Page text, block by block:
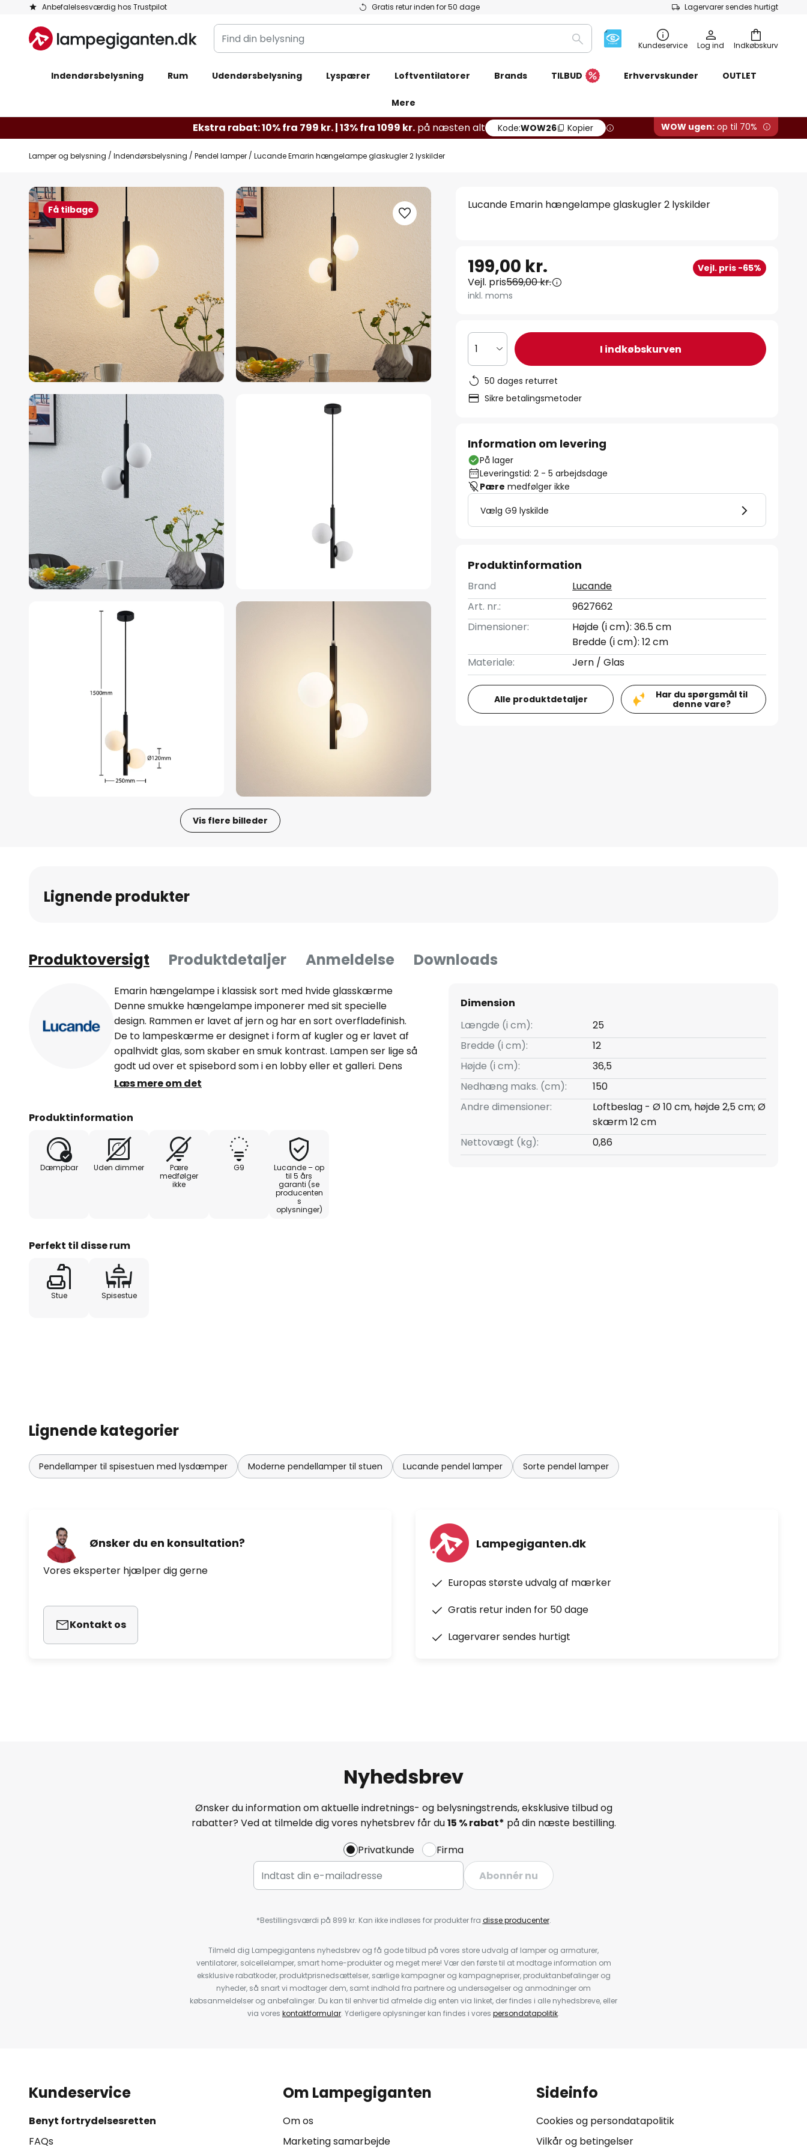
Anbefalelsesværdig hos Trustpilot Gratis retur inden for 50 dage Lagervarer sendes hurtigt
Skip
Content
Indkøbskurv
Find
din
Søg Kundeservice Log ind
Indendørsbelysning Rum Udendørsbelysning Lyspærer Loftventilatorer Brands TILBUD Erhvervskunder OUTLET
Mere
Ekstra rabat: 10% fra 799 kr. | 13% fra 1099 kr. på næsten alt Kode:WOW26 Kopier WOW ugen: op til 70%
Lamper og belysning Indendørsbelysning Pendel lamper Lucande Emarin hængelampe glaskugler 2 lyskilder
Få tilbage
Gå
til
slutningen
af
billedgalleriet
Vis flere billeder
billedgalleriet
Lucande Emarin hængelampe glaskugler 2 lyskilder
199,00 kr. Vejl. pris -65%
Vejl. pris569,00 kr.
inkl. moms
1 I indkøbskurven
50 dages returret
Sikre betalingsmetoder
Information om levering
På lager
Leveringstid: 2 - 5 arbejdsdage
Pære medfølger ikke
Vælg G9 lyskilde
Produktinformation
Brand
Lucande
Art. nr.:
9627662
Dimensioner:
Højde (i cm): 36.5 cm
Bredde (i cm): 12 cm
Materiale:
Jern / Glas
Alle produktdetaljer
Har du spørgsmål til
denne vare?
Lignende produkter
Produktoversigt Produktdetaljer Anmeldelse Downloads
Emarin hængelampe i klassisk sort med hvide glasskærme
Denne smukke hængelampe imponerer med sit specielle
design. Rammen er lavet af jern og har en sort overfladefinish.
De to lampeskærme er designet i form af kugler og er lavet af
opalhvidt glas, som skaber en smuk kontrast. Lampen ser lige så
godt ud over et spisebord som i en lobby eller et galleri. Dens
særlige karakter gør den ideel til brug i både private og
Læs mere om det
Produktinformation
Dæmpbar Uden dimmer
Pære
medfølger
ikke
G9
Lucande – op
til 5 års
garanti (se
producenten
s
oplysninger)
Perfekt til disse rum
Stue Spisestue
Dimension
Længde (i cm):
25
Bredde (i cm):
12
Højde (i cm):
36,5
Nedhæng maks. (cm):
150
Andre dimensioner:
Loftbeslag - Ø 10 cm, højde 2,5 cm; Ø
skærm 12 cm
Nettovægt (kg):
0,86
Lignende kategorier
Pendellamper til spisestuen med lysdæmper Moderne pendellamper til stuen Lucande pendel lamper Sorte pendel lamper
Ønsker du en konsultation?
Vores eksperter hjælper dig gerne
Kontakt os
Lampegiganten.dk
Europas største udvalg af mærker
Gratis retur inden for 50 dage
Lagervarer sendes hurtigt
Nyhedsbrev
Ønsker du information om aktuelle indretnings- og belysningstrends, eksklusive tilbud og
rabatter? Ved at tilmelde dig vores nyhetsbrev får du15 % rabat* på din næste bestilling.
Privatkunde
Firma
Abonnér nu
*Bestillingsværdi på 899 kr. Kan ikke indløses for produkter fra disse producenter.
Tilmeld dig Lampegigantens nyhedsbrev og få gode tilbud på vores store udvalg af lamper og armaturer,
ventilatorer, solcellelamper, smart home-produkter og meget mere! Vær den første til at modtage information om
eksklusive rabatkoder, produktprisnedsættelser, særlige kampagner og kampagnepriser, produktanbefalinger og
nyheder, så snart vi modtager dem, samt indhold fra partnere og undersøgelser og anmodninger om
købsanmeldelser og anbefalinger. Du kan til enhver tid afmelde dig enten via linket, der findes i alle nyhedsbreve, eller
via vores kontaktformular. Yderligere oplysninger kan findes i vores persondatapolitik.
Kundeservice
Benyt fortrydelsesretten
FAQs
Om Lampegiganten
Om os
Marketing samarbejde
Sideinfo
Cookies og persondatapolitik
Vilkår og betingelser